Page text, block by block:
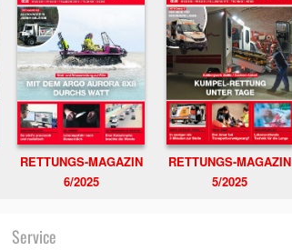
RETTUNGS-MAGAZIN
6/2025
RETTUNGS-MAGAZIN
5/2025
Service